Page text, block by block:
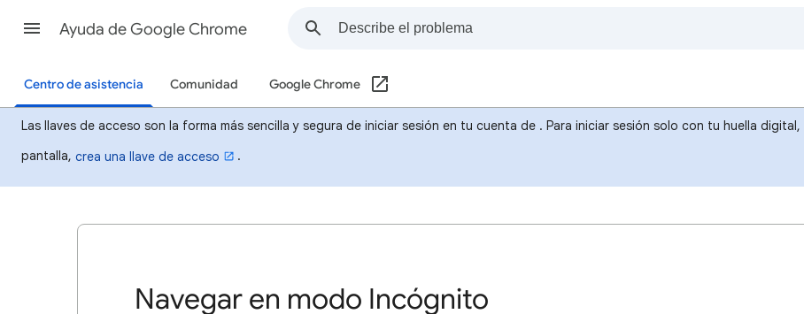
Ayuda de Google Chrome
Centro de asistencia Comunidad Google Chrome
Las llaves de acceso son la forma más sencilla y segura de iniciar sesión en tu cuenta de . Para iniciar sesión solo con tu huella
pantalla, crea una llave de acceso .
Navegar en modo Incógnito